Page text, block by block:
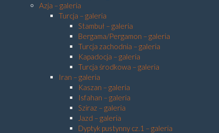
Azja – galeria
Turcja – galeria
Stambuł – galeria
Bergama/Pergamon – galeria
Turcja zachodnia – galeria
Kapadocja – galeria
Turcja środkowa – galeria
Iran – galeria
Kaszan – galeria
Isfahan – galeria
Sziraz – galeria
Jazd – galeria
Dyptyk pustynny cz.1 – galeria